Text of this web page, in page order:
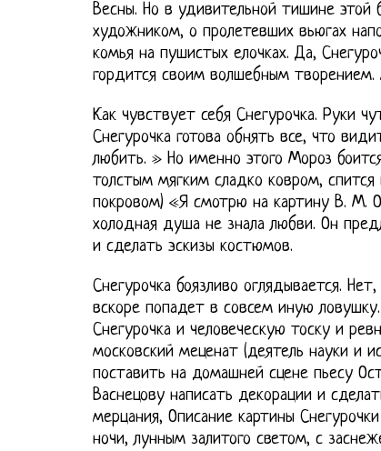
Весны. Но в удивительной тишине этой
художником, о пролетевших вьюгах
комья на пушистых елочках. Да,
гордится своим волшебным
Как чувствует себя Снегурочка. Руки
Снегурочка готова обнять все, что
любить. » Но именно этого Мороз
толстым мягким сладко ковром,
покровом) «Я смотрю на картину В. М.
холодная душа не знала любви. Он
и сделать эскизы костюмов.
Снегурочка боязливо оглядывается.
вскоре попадет в совсем иную
Снегурочка и человеческую тоску и
московский меценат (деятель науки и
поставить на домашней сцене пьесу
Васнецову написать декорации и
мерцания, Описание картины
ночи, лунным залитого светом, с